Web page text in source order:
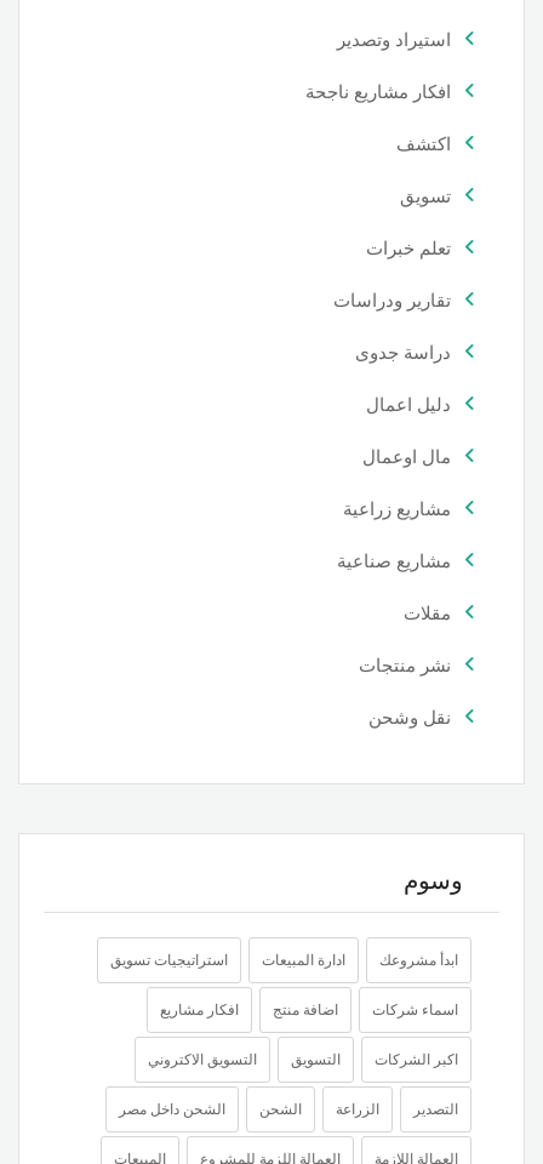
استيراد وتصدير
افكار مشاريع ناجحة
اكتشف
تسويق
تعلم خبرات
تقارير ودراسات
دراسة جدوى
دليل اعمال
مال اوعمال
مشاريع زراعية
مشاريع صناعية
مقلات
نشر منتجات
نقل وشحن
وسوم
ابدأ مشروعك ادارة المبيعات استراتيجيات تسويق
اسماء شركات اضافة منتج افكار مشاريع
اكبر الشركات التسويق التسويق الاكتروني
التصدير الزراعة الشحن الشحن داخل مصر
العمالة اللازمة العمالة اللزمة للمشروع المبيعات